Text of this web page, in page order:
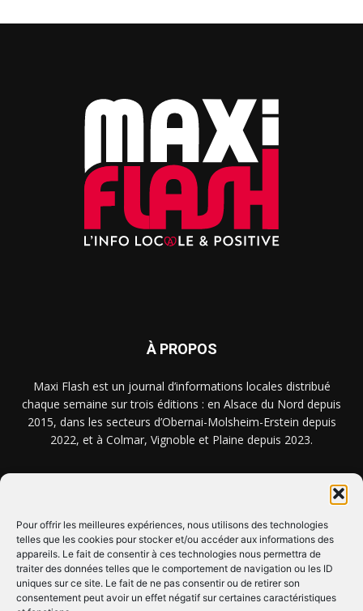
Pour offrir les meilleures expériences, nous utilisons des technologies
telles que les cookies pour stocker et/ou accéder aux informations des
appareils. Le fait de consentir à ces technologies nous permettra de
traiter des données telles que le comportement de navigation ou les ID
uniques sur ce site. Le fait de ne pas consentir ou de retirer son
consentement peut avoir un effet négatif sur certaines caractéristiques
À PROPOS
Maxi Flash est un journal d’informations locales distribué
chaque semaine sur trois éditions : en Alsace du Nord depuis
2015, dans les secteurs d’Obernai-Molsheim-Erstein depuis
2022, et à Colmar, Vignoble et Plaine depuis 2023.
CLIQUEZ ICI !
SUIVEZ-NOUS !